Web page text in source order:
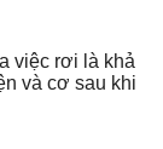
việc rơi là khả
và cơ sau khi